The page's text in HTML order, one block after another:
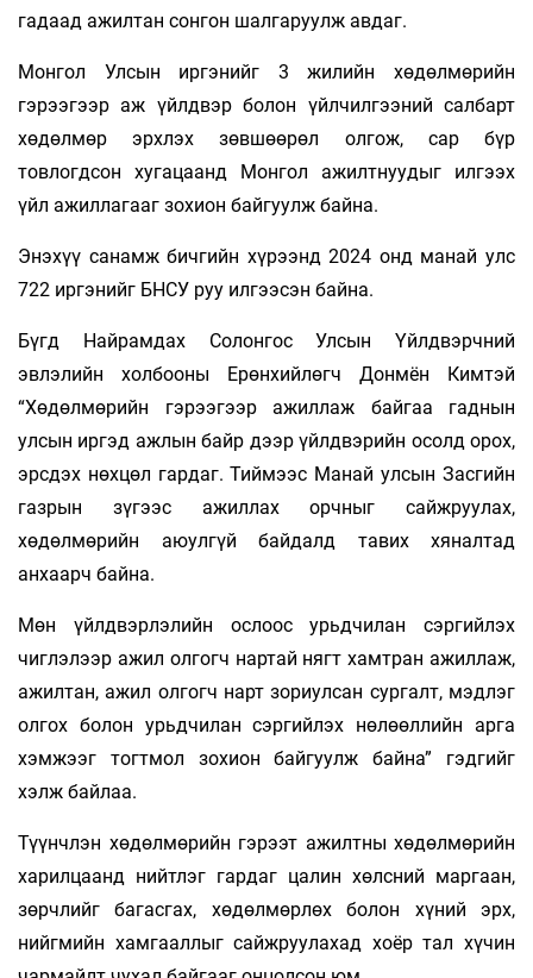
гадаад ажилтан сонгон шалгаруулж авдаг.
Монгол Улсын иргэнийг 3 жилийн хөдөлмөрийн
гэрээгээр аж үйлдвэр болон үйлчилгээний салбарт
хөдөлмөр эрхлэх зөвшөөрөл олгож, сар бүр
товлогдсон хугацаанд Монгол ажилтнуудыг илгээх
үйл ажиллагааг зохион байгуулж байна.
Энэхүү санамж бичгийн хүрээнд 2024 онд манай улс
722 иргэнийг БНСУ руу илгээсэн байна.
Бүгд Найрамдах Солонгос Улсын Үйлдвэрчний
эвлэлийн холбооны Ерөнхийлөгч Донмён Кимтэй
“Хөдөлмөрийн гэрээгээр ажиллаж байгаа гаднын
улсын иргэд ажлын байр дээр үйлдвэрийн осолд орох,
эрсдэх нөхцөл гардаг. Тиймээс Манай улсын Засгийн
газрын зүгээс ажиллах орчныг сайжруулах,
хөдөлмөрийн аюулгүй байдалд тавих хяналтад
анхаарч байна.
Мөн үйлдвэрлэлийн ослоос урьдчилан сэргийлэх
чиглэлээр ажил олгогч нартай нягт хамтран ажиллаж,
ажилтан, ажил олгогч нарт зориулсан сургалт, мэдлэг
олгох болон урьдчилан сэргийлэх нөлөөллийн арга
хэмжээг тогтмол зохион байгуулж байна” гэдгийг
хэлж байлаа.
Түүнчлэн хөдөлмөрийн гэрээт ажилтны хөдөлмөрийн
харилцаанд нийтлэг гардаг цалин хөлсний маргаан,
зөрчлийг багасгах, хөдөлмөрлөх болон хүний эрх,
нийгмийн хамгааллыг сайжруулахад хоёр тал хүчин